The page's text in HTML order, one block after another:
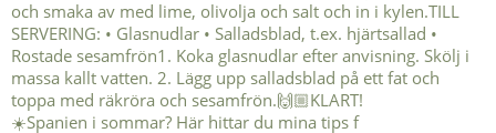
☀️Spanien i sommar? Här hittar du mina tips f